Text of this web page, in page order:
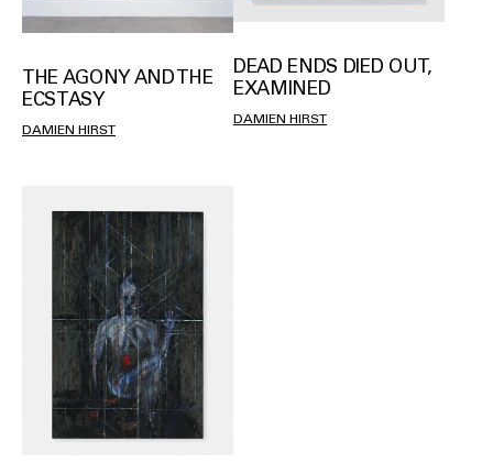
THE AGONY AND THE
ECSTASY
DAMIEN HIRST
DEAD ENDS DIED OUT,
EXAMINED
DAMIEN HIRST